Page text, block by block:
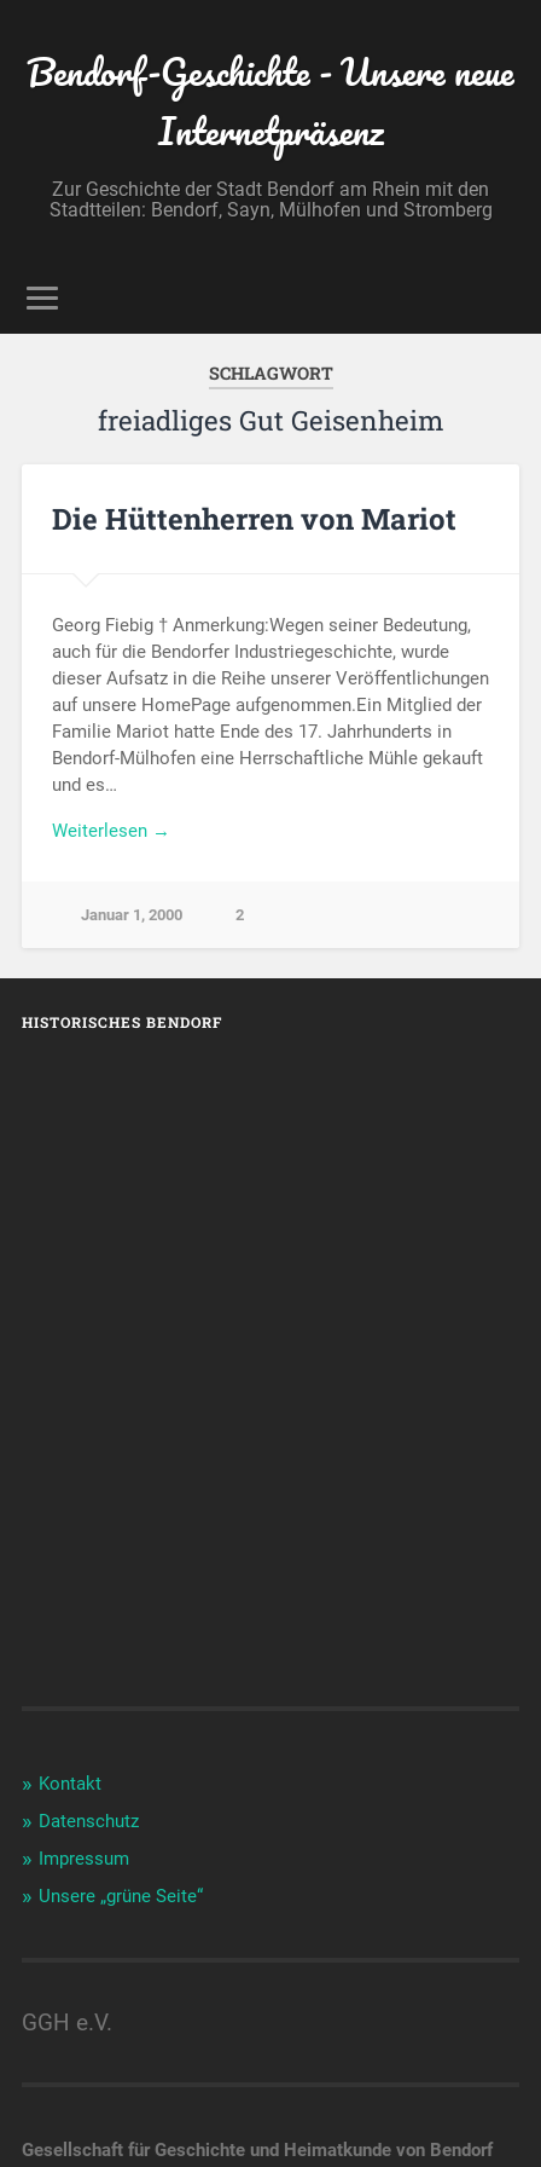
Bendorf-Geschichte - Unsere neue
Internetpräsenz
Zur Geschichte der Stadt Bendorf am Rhein mit den
Stadtteilen: Bendorf, Sayn, Mülhofen und Stromberg
SCHLAGWORT
freiadliges Gut Geisenheim
Die Hüttenherren von Mariot
Georg Fiebig † Anmerkung:Wegen seiner Bedeutung,
auch für die Bendorfer Industriegeschichte, wurde
dieser Aufsatz in die Reihe unserer Veröffentlichungen
auf unsere HomePage aufgenommen.Ein Mitglied der
Familie Mariot hatte Ende des 17. Jahrhunderts in
Bendorf-Mülhofen eine Herrschaftliche Mühle gekauft
und es…
Weiterlesen →
Januar 1, 2000 2
HISTORISCHES BENDORF
Kontakt
Datenschutz
Impressum
Unsere „grüne Seite“
GGH e.V.
Gesellschaft für Geschichte und Heimatkunde von Bendorf